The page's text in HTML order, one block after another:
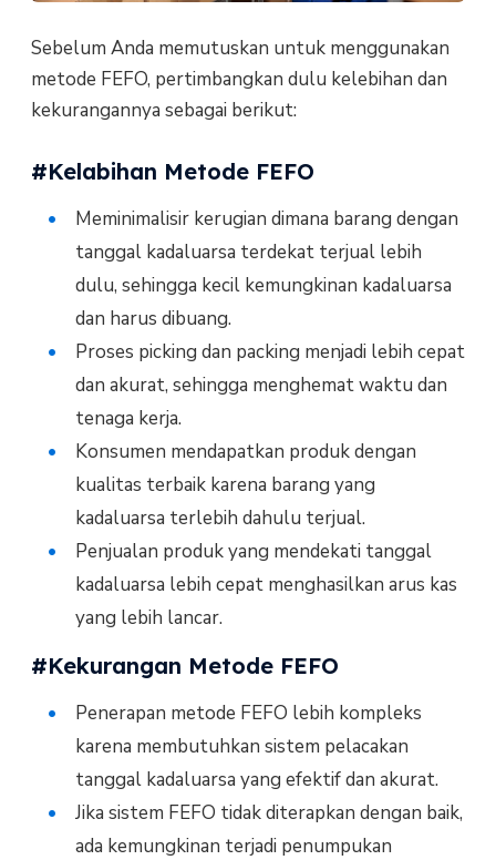
Sebelum Anda memutuskan untuk menggunakan
metode FEFO, pertimbangkan dulu kelebihan dan
kekurangannya sebagai berikut:
#Kelabihan Metode FEFO
Meminimalisir kerugian dimana barang dengan
tanggal kadaluarsa terdekat terjual lebih
dulu, sehingga kecil kemungkinan kadaluarsa
dan harus dibuang.
Proses picking dan packing menjadi lebih cepat
dan akurat, sehingga menghemat waktu dan
tenaga kerja.
Konsumen mendapatkan produk dengan
kualitas terbaik karena barang yang
kadaluarsa terlebih dahulu terjual.
Penjualan produk yang mendekati tanggal
kadaluarsa lebih cepat menghasilkan arus kas
yang lebih lancar.
#Kekurangan Metode FEFO
Penerapan metode FEFO lebih kompleks
karena membutuhkan sistem pelacakan
tanggal kadaluarsa yang efektif dan akurat.
Jika sistem FEFO tidak diterapkan dengan baik,
ada kemungkinan terjadi penumpukan